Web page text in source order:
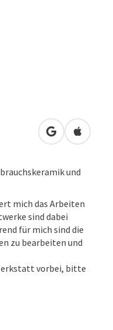
in Google
in
und
mich das Arbeiten
sind dabei
für mich sind die
zu bearbeiten und
vorbei, bitte